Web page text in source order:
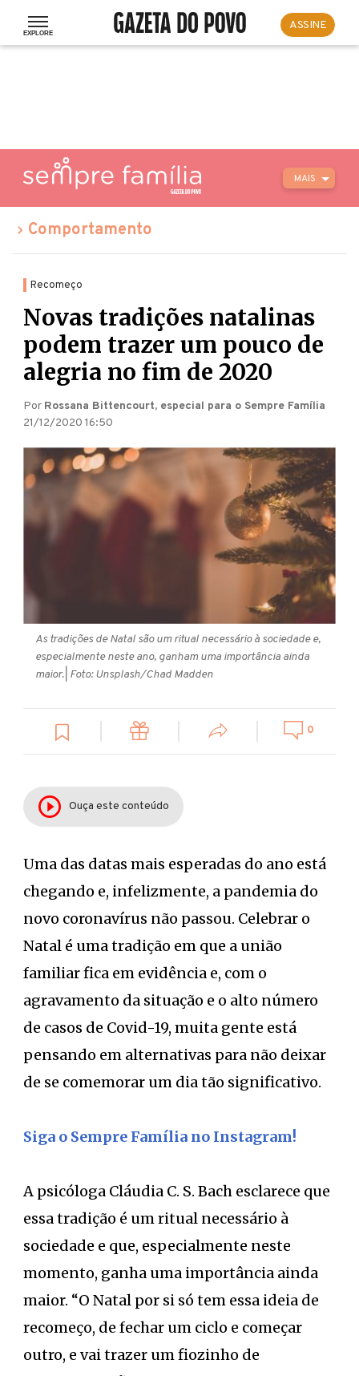
ASSINE
MAIS
Comportamento
Recomeço
Novas tradições natalinas
podem trazer um pouco de
alegria no fim de 2020
Por Rossana Bittencourt, especial para o Sempre Família
21/12/2020 16:50
As tradições de Natal são um ritual necessário à sociedade e,
especialmente neste ano, ganham uma importância ainda
maior. | Foto: Unsplash/Chad Madden
0
Ouça este conteúdo
Uma das datas mais esperadas do ano está
chegando e, infelizmente, a pandemia do
novo coronavírus não passou. Celebrar o
Natal é uma tradição em que a união
familiar fica em evidência e, com o
agravamento da situação e o alto número
de casos de Covid-19, muita gente está
pensando em alternativas para não deixar
de se comemorar um dia tão significativo.
Siga o Sempre Família no Instagram!
A psicóloga Cláudia C. S. Bach esclarece que
essa tradição é um ritual necessário à
sociedade e que, especialmente neste
momento, ganha uma importância ainda
maior. “O Natal por si só tem essa ideia de
recomeço, de fechar um ciclo e começar
outro, e vai trazer um fiozinho de